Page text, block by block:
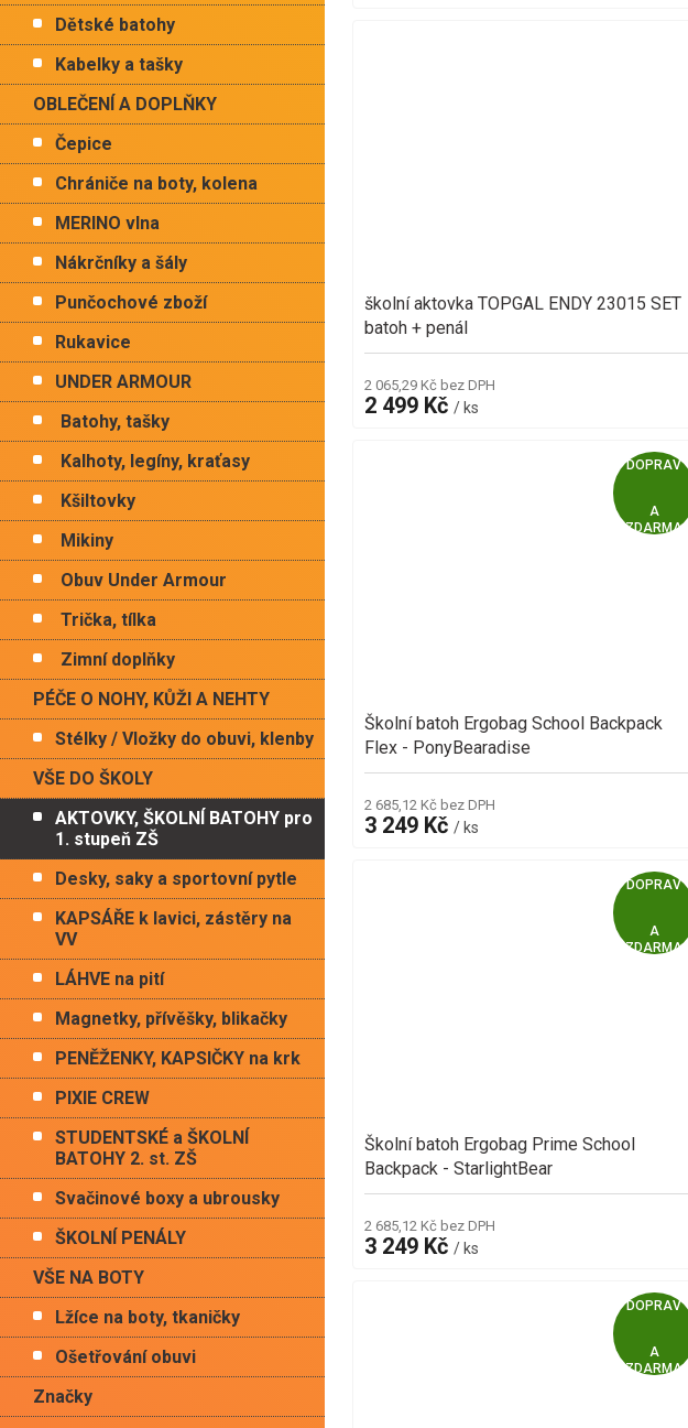
Dětské batohy
Kabelky a tašky
OBLEČENÍ A DOPLŇKY
Čepice
Chrániče na boty, kolena
MERINO vlna
Nákrčníky a šály
Punčochové zboží
Rukavice
UNDER ARMOUR
Batohy, tašky
Kalhoty, legíny, kraťasy
Kšiltovky
Mikiny
Obuv Under Armour
Trička, tílka
Zimní doplňky
PÉČE O NOHY, KŮŽI A NEHTY
Stélky / Vložky do obuvi, klenby
VŠE DO ŠKOLY
AKTOVKY, ŠKOLNÍ BATOHY pro
1. stupeň ZŠ
Desky, saky a sportovní pytle
KAPSÁŘE k lavici, zástěry na
VV
LÁHVE na pití
Magnetky, přívěšky, blikačky
PENĚŽENKY, KAPSIČKY na krk
PIXIE CREW
STUDENTSKÉ a ŠKOLNÍ
BATOHY 2. st. ZŠ
Svačinové boxy a ubrousky
ŠKOLNÍ PENÁLY
VŠE NA BOTY
Lžíce na boty, tkaničky
Ošetřování obuvi
Značky
školní aktovka TOPGAL ENDY 23015 SET
batoh + penál
2 065,29 Kč bez DPH
2 499 Kč/ ks
Z
A
ZDARMA
Školní batoh Ergobag School Backpack
Flex - PonyBearadise
2 685,12 Kč bez DPH
3 249 Kč/ ks
Z
ZDARMA
Školní batoh Ergobag Prime School
Backpack - StarlightBear
2 685,12 Kč bez DPH
3 249 Kč/ ks
Z
ZDARMA